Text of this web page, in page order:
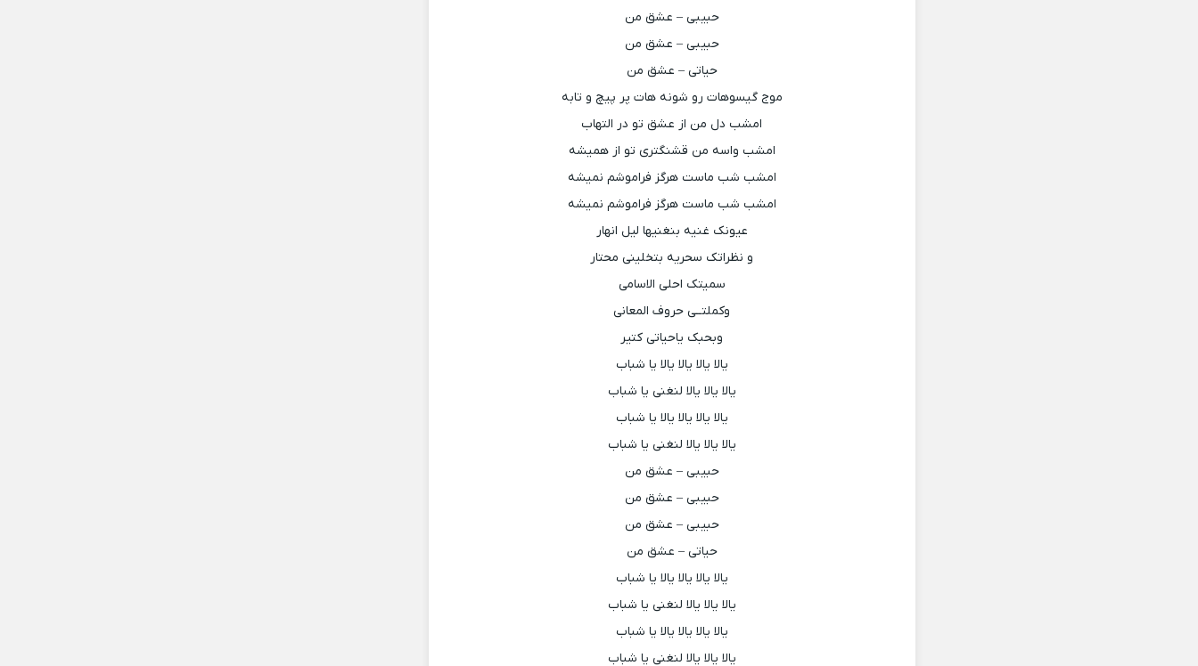
حبیبی – عشق من
حبیبی – عشق من
حیاتی – عشق من
موج گیسوهات رو شونه هات پر پیچ و تابه
امشب دل من از عشق تو در التهاب
امشب واسه من قشنگتری تو از همیشه
امشب شب ماست هرگز فراموشم نمیشه
امشب شب ماست هرگز فراموشم نمیشه
عیونک غنیه بنغنیها لیل انهار
و نظراتک سحریه بتخلینی محتار
سمیتک احلى الاسامی
وکملتــی حروف المعانی
وبحبک یاحیاتی کتیر
یالا یالا یالا یالا یا شباب
یالا یالا یالا لنغنی یا شباب
یالا یالا یالا یالا یا شباب
یالا یالا یالا لنغنی یا شباب
حبیبی – عشق من
حبیبی – عشق من
حبیبی – عشق من
حیاتی – عشق من
یالا یالا یالا یالا یا شباب
یالا یالا یالا لنغنی یا شباب
یالا یالا یالا یالا یا شباب
یالا یالا یالا لنغنی یا شباب